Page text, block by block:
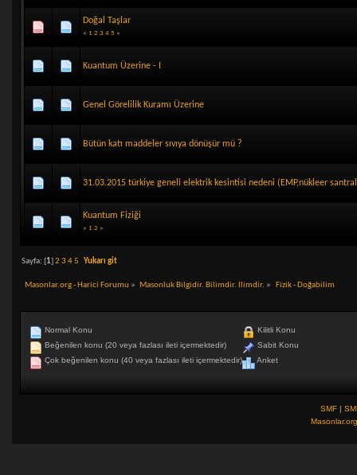
Doğal Taşlar
« 1 2 3 4 5 »
Kuantum Üzerine - I
Genel Görelilik Kuramı Üzerine
Bütün katı maddeler sıvıya dönüşür mü ?
31.03.2015 türkiye geneli elektrik kesintisi nedeni (EMP,nükleer
Kuantum Fiziği
« 1 2 »
Sayfa: [1] 2 3 45 Yukarı git
Masonlar.org - Harici Forumu » Masonluk Bilgidir. Bilimdir. Ilimdir. » Fizik - Doğabilim
Normal Konu
Beğenilen konu (20 veya fazlası ileti içermektedir)
Çok beğenilen konu (40 veya fazlası ileti içermektedir)
Kilitli Konu
Sabit Konu
Anket
SMF |
Masonlar.org